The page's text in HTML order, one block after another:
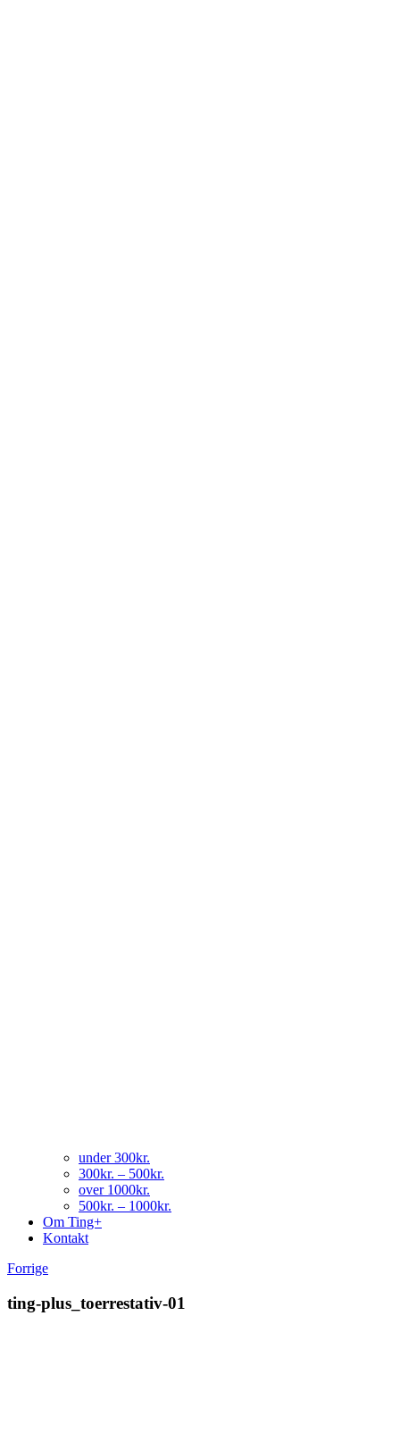
under 300kr.
300kr. – 500kr.
over 1000kr.
500kr. – 1000kr.
Om Ting+
Kontakt
Forrige
ting-plus_toerrestativ-01